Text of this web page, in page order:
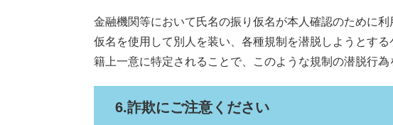
金融機関等において氏名の振り仮名が本人確認のために
仮名を使用して別人を装い、各種規制を潜脱しようとす
籍上一意に特定されることで、このような規制の潜脱行為
6.詐欺にご注意ください